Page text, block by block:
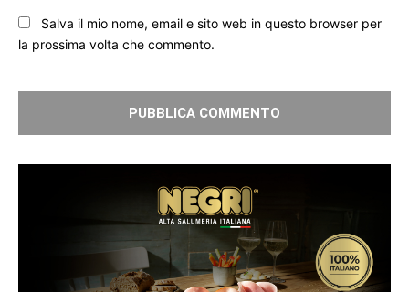
Salva il mio nome, email e sito web in questo browser per
la prossima volta che commento.